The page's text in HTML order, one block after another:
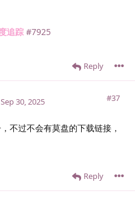
追踪 #7925
Reply
#37
Sep 30, 2025
不过不会有莫盘的下载链接，
Reply